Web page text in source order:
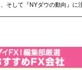
そして『NYダウの動向』に